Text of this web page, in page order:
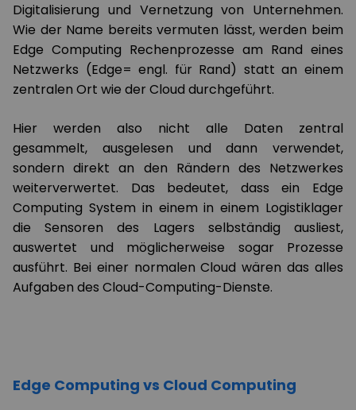
Digitalisierung und Vernetzung von Unternehmen.
Wie der Name bereits vermuten lässt, werden beim
Edge Computing Rechenprozesse am Rand eines
Netzwerks (Edge= engl. für Rand) statt an einem
zentralen Ort wie der Cloud durchgeführt.
Hier werden also nicht alle Daten zentral
gesammelt, ausgelesen und dann verwendet,
sondern direkt an den Rändern des Netzwerkes
weiterverwertet. Das bedeutet, dass ein Edge
Computing System in einem in einem Logistiklager
die Sensoren des Lagers selbständig ausliest,
auswertet und möglicherweise sogar Prozesse
ausführt. Bei einer normalen Cloud wären das alles
Aufgaben des Cloud-Computing-Dienste.
Edge Computing vs Cloud Computing